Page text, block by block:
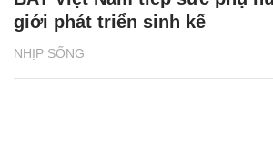
NHỊP SỐNG
giới phát triển sinh kế